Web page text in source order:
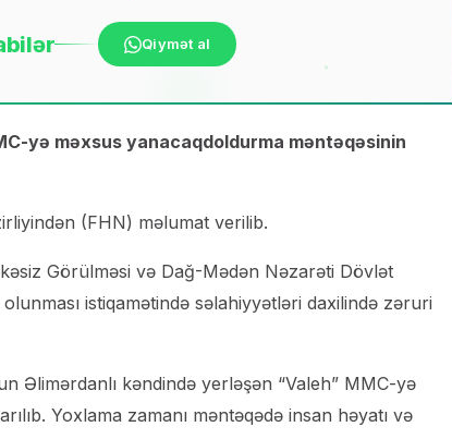
bilər Qiymət al
yə məxsus yanacaqdoldurma məntəqəsinin
(FHN) məlumat verilib.
Görülməsi və Dağ-Mədən Nəzarəti Dövlət
istiqamətində səlahiyyətləri daxilində zəruri
Əlimərdanlı kəndində yerləşən “Valeh” MMC-yə
Yoxlama zamanı məntəqədə insan həyatı və